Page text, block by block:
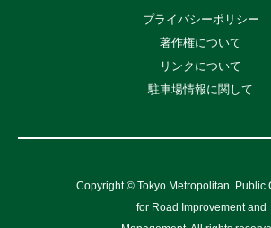
プライバシーポリシー
著作権について
リンクについて
駐車場情報に関して
Copyright © Tokyo Metropolitan
Public
for Road Improvement and